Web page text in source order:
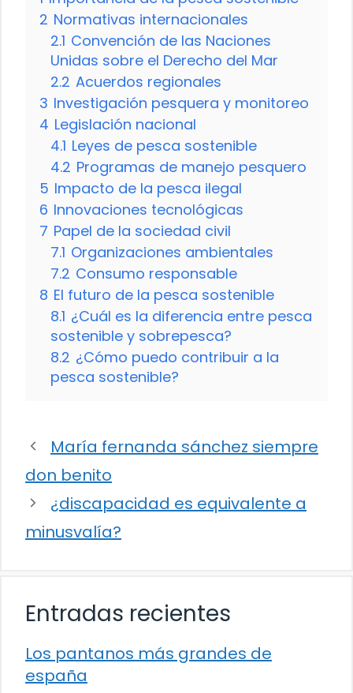
2 Normativas internacionales
2.1 Convención de las Naciones
Unidas sobre el Derecho del Mar
2.2 Acuerdos regionales
3 Investigación pesquera y monitoreo
4 Legislación nacional
4.1 Leyes de pesca sostenible
4.2 Programas de manejo pesquero
5 Impacto de la pesca ilegal
6 Innovaciones tecnológicas
7 Papel de la sociedad civil
7.1 Organizaciones ambientales
7.2 Consumo responsable
8 El futuro de la pesca sostenible
8.1 ¿Cuál es la diferencia entre pesca
sostenible y sobrepesca?
8.2 ¿Cómo puedo contribuir a la
pesca sostenible?
María fernanda sánchez siempre
don benito
¿discapacidad es equivalente a
minusvalía?
Entradas recientes
Los pantanos más grandes de
españa